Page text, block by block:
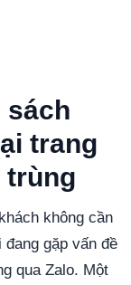
sách
trang
trùng
không cần
gặp vấn đề
qua Zalo. Một